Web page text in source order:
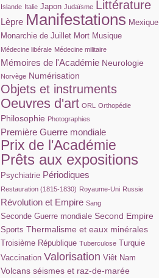
Islande Italie Japon Judaïsme Littérature
Lèpre Manifestations Mexique
Monarchie de Juillet Mort Musique
Médecine libérale Médecine militaire
Mémoires de l'Académie Neurologie
Norvège Numérisation
Objets et instruments
Oeuvres d'art ORL Orthopédie
Philosophie Photographies
Première Guerre mondiale
Prix de l'Académie
Prêts aux expositions
Psychiatrie Périodiques
Restauration (1815-1830) Royaume-Uni Russie
Révolution et Empire Sang
Seconde Guerre mondiale Second Empire
Sports Thermalisme et eaux minérales
Troisième République Tuberculose
Turquie
Vaccination Valorisation Viêt Nam
Volcans séismes et raz-de-marée